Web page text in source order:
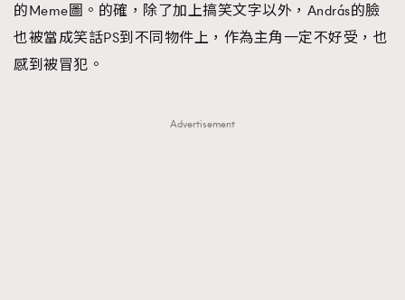
的Meme圖。的確，除了加上搞笑文字以外，András的臉
也被當成笑話PS到不同物件上，作為主角一定不好受，也
感到被冒犯。
Advertisement